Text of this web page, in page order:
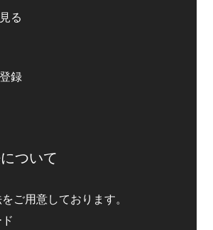
る
録
ついて
ご用意しております。